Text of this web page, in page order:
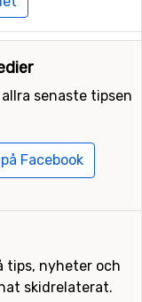
senaste tipsen
Facebook
tips, nyheter och
skidrelaterat.